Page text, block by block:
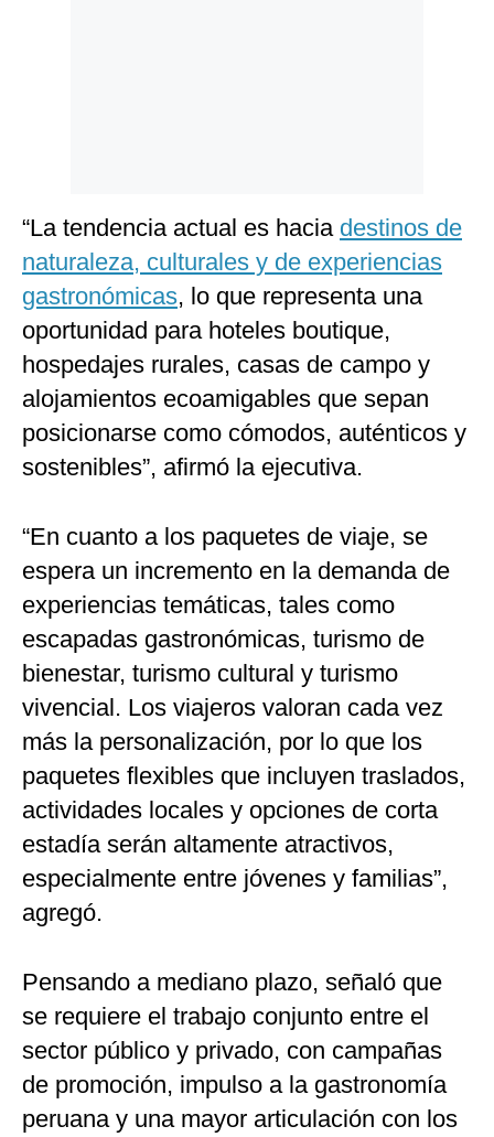
“La tendencia actual es hacia destinos de
naturaleza, culturales y de experiencias
gastronómicas, lo que representa una
oportunidad para hoteles boutique,
hospedajes rurales, casas de campo y
alojamientos ecoamigables que sepan
posicionarse como cómodos, auténticos y
sostenibles”, afirmó la ejecutiva.
“En cuanto a los paquetes de viaje, se
espera un incremento en la demanda de
experiencias temáticas, tales como
escapadas gastronómicas, turismo de
bienestar, turismo cultural y turismo
vivencial. Los viajeros valoran cada vez
más la personalización, por lo que los
paquetes flexibles que incluyen traslados,
actividades locales y opciones de corta
estadía serán altamente atractivos,
especialmente entre jóvenes y familias”,
agregó.
Pensando a mediano plazo, señaló que
se requiere el trabajo conjunto entre el
sector público y privado, con campañas
de promoción, impulso a la gastronomía
peruana y una mayor articulación con los